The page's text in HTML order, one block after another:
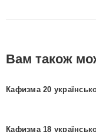
Вам також
Кафизма 20
Кафизма 18